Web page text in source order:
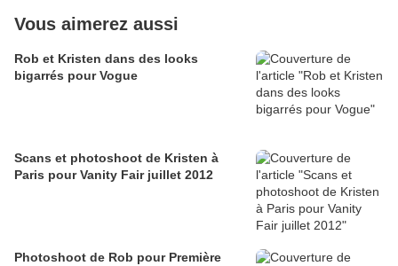
Vous aimerez aussi
Rob et Kristen dans des looks
bigarrés pour Vogue
Scans et photoshoot de Kristen à
Paris pour Vanity Fair juillet 2012
Photoshoot de Rob pour Première